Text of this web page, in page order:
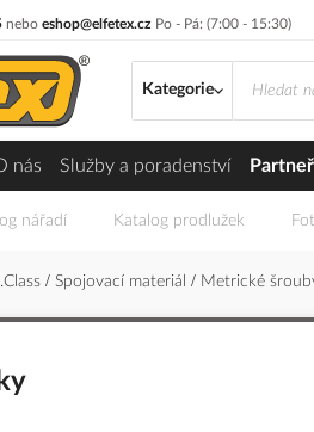
nebo eshop@elfetex.cz Po - Pá: (7:00 - 15:30)
Kategorie
nás Služby a poradenství
nářadí Katalog prodlužek
Spojovací materiál Metrické